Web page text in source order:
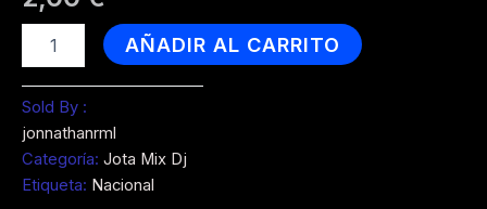
Orquesta
Latinos
Mix
San
Juanitos
AÑADIR AL CARRITO
Sold By :
jonnathanrml
Categoría: Jota Mix Dj
Etiqueta: Nacional